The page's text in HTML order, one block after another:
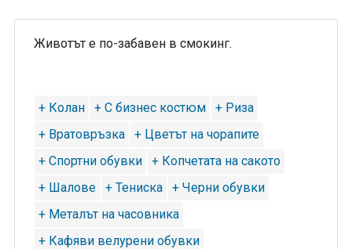
Животът е по-забавен в смокинг.
+ Колан + С бизнес костюм
+ Риза
+ Вратовръзка
+ Цветът на чорапите
+ Спортни обувки
+ Копчетата на сакото
+ Шалове
+ Тениска
+ Черни обувки
+ Металът на часовника
+ Кафяви велурени обувки